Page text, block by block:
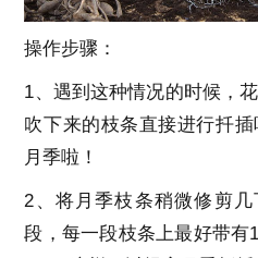
操作步骤：
1、遇到这种情况的时候，
吹下来的枝条直接进行扦
月季啦！
2、将月季枝条稍微修剪
段，每一段枝条上最好带有